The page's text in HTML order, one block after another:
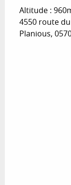
Altitude :
4550 route
Planious,